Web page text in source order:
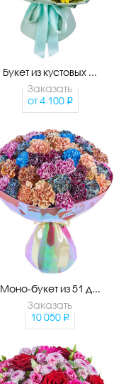
Букет из кустовых ...
Заказать
от 4 100
Моно-букет из 51 д...
Заказать
10 050